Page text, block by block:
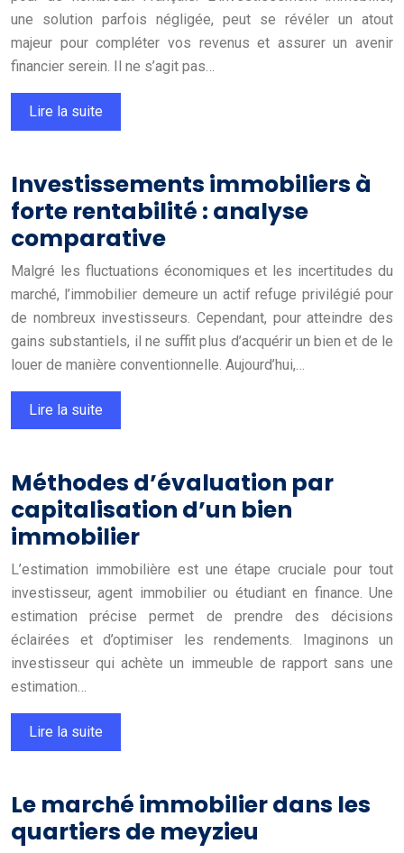
une solution parfois négligée, peut se révéler un atout
majeur pour compléter vos revenus et assurer un avenir
financier serein. Il ne s’agit pas…
Lire la suite
Investissements immobiliers à
forte rentabilité : analyse
comparative
Malgré les fluctuations économiques et les incertitudes du
marché, l’immobilier demeure un actif refuge privilégié pour
de nombreux investisseurs. Cependant, pour atteindre des
gains substantiels, il ne suffit plus d’acquérir un bien et de le
louer de manière conventionnelle. Aujourd’hui,…
Lire la suite
Méthodes d’évaluation par
capitalisation d’un bien
immobilier
L’estimation immobilière est une étape cruciale pour tout
investisseur, agent immobilier ou étudiant en finance. Une
estimation précise permet de prendre des décisions
éclairées et d’optimiser les rendements. Imaginons un
investisseur qui achète un immeuble de rapport sans une
estimation…
Lire la suite
Le marché immobilier dans les
quartiers de meyzieu